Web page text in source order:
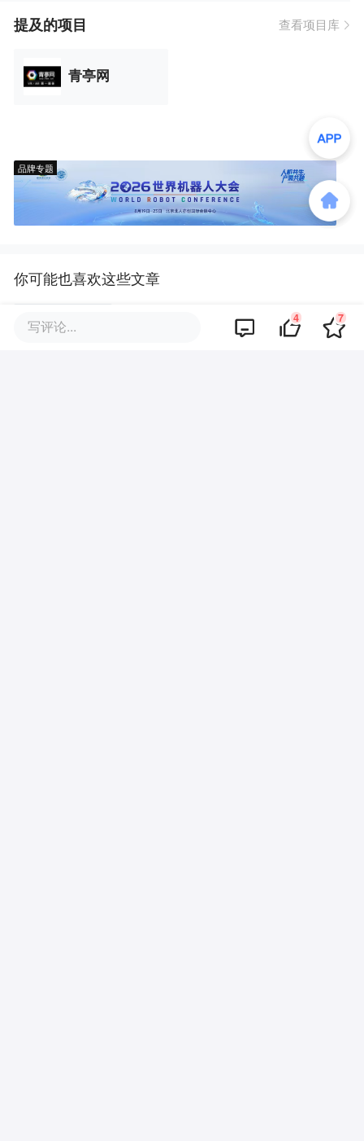
提及的项目 查看项目库
青亭网
品牌专题
你可能也喜欢这些文章
中国游戏，进入「与AI同游」时
写评论... 4 7